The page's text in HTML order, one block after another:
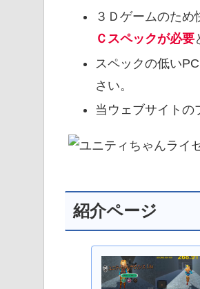
３Ｄゲームのため
Ｃスペックが必要
スペックの低い
さい。
当ウェブサイトの
紹介ページ